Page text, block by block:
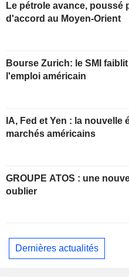
Le pétrole avance, poussé
d'accord au Moyen-Orient
Bourse Zurich: le SMI
l'emploi américain
IA, Fed et Yen : la nouvelle
marchés américains
GROUPE ATOS : une nouvelle année à
oublier
Dernières actualités